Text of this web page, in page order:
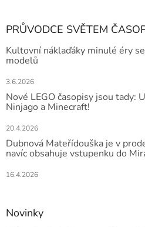
PRŮVODCE SVĚTEM
Kultovní náklaďáky minulé éry
modelů
3.6.2026
Nové LEGO časopisy jsou tady:
Ninjago a Minecraft!
20.4.2026
Dubnová Mateřídouška je v
navíc obsahuje vstupenku do
16.4.2026
Novinky